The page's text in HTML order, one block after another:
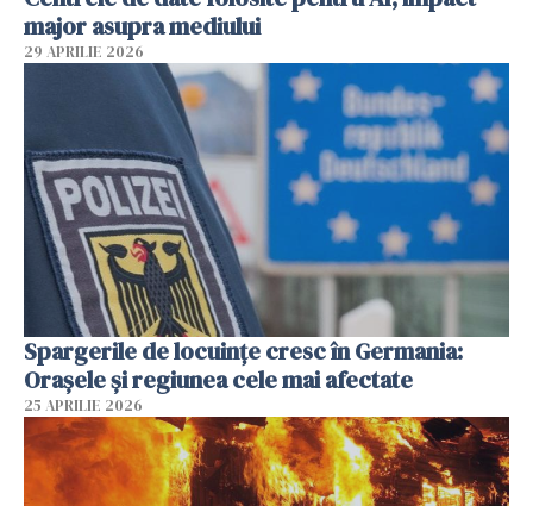
major asupra mediului
29 APRILIE 2026
Spargerile de locuințe cresc în Germania:
Orașele și regiunea cele mai afectate
25 APRILIE 2026